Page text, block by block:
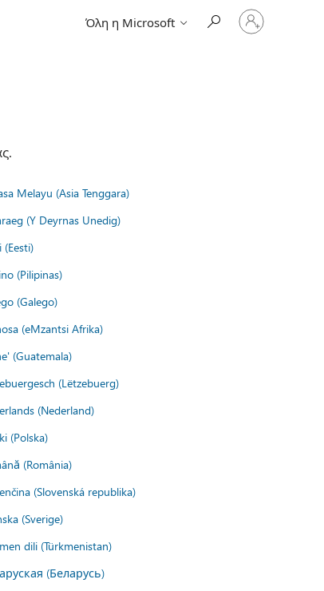
Όλη η Microsoft
Είσοδος
στον
λογαριασμό
Melayu (Asia Tenggara)
(Y Deyrnas Unedig)
(Eesti)
(Pilipinas)
(Galego)
(eMzantsi Afrika)
(Guatemala)
(Lëtzebuerg)
(Nederland)
(Polska)
(România)
(Slovenská republika)
(Sverige)
dili (Türkmenistan)
(Беларусь)